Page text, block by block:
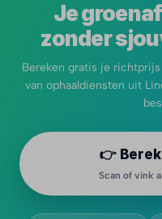
Je
zonder
Bereken gratis je
van ophaaldiensten uit
👉
Scan of vink